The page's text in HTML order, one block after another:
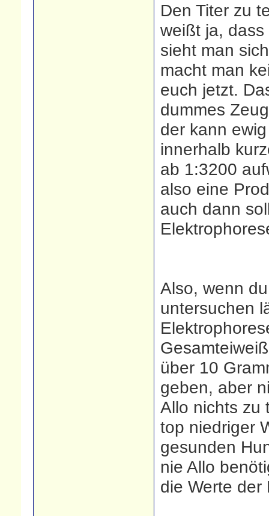
Den Titer zu
weißt ja,
sieht man
macht man
euch jetzt.
dummes
der kann
innerhalb
ab 1:3200
also eine
auch dann
Also, wenn
untersuchen
über 10
geben, aber
Allo nichts zu
top niedriger
gesunden
nie Allo
die Werte der